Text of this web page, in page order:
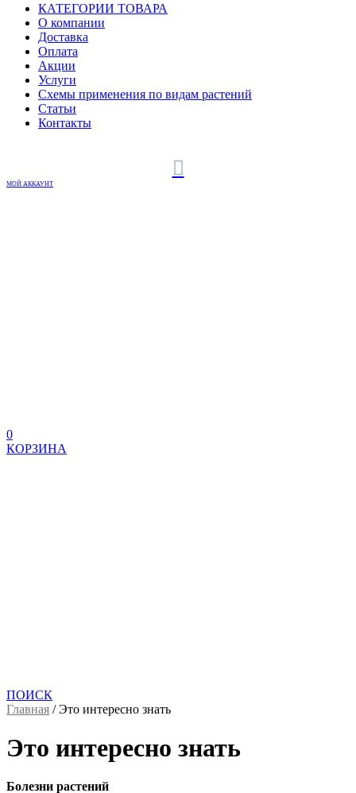
КАТЕГОРИИ ТОВАРА
О компании
Доставка
Оплата
Акции
Услуги
Схемы применения по видам растений
Статьи
Контакты
МОЙ АККАУНТ
0
КОРЗИНА
ПОИСК
Главная /Это интересно знать
Это интересно знать
Болезни растений